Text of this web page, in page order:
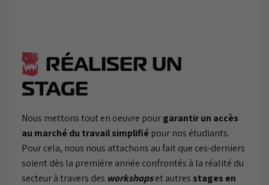
RÉALISER UN
STAGE
Nous mettons tout en oeuvre pourgarantir un accès
au marché du travail simplifié pour nos étudiants.
Pour cela, nous nous attachons au fait que ces-derniers
soient dès la première année confrontés à la réalité du
secteur à travers des workshopset autres stages en